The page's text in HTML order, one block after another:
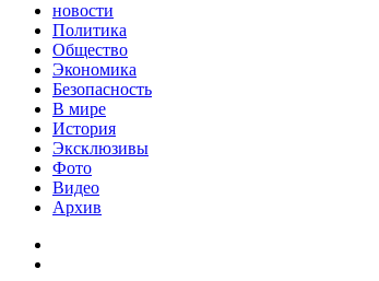
новости
Политика
Общество
Экономика
Безопасность
В мире
История
Эксклюзивы
Фото
Видео
Архив